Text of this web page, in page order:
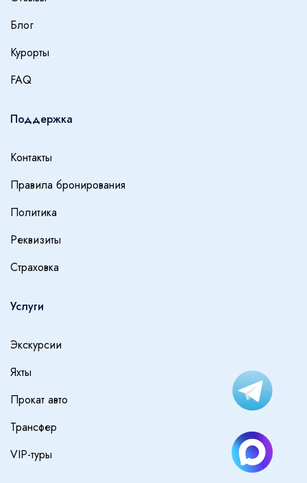
Блог
Курорты
FAQ
Поддержка
Контакты
Правила бронирования
Политика
Реквизиты
Страховка
Услуги
Экскурсии
Яхты
Прокат авто
Трансфер
VIP-туры